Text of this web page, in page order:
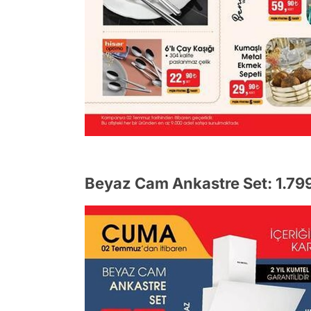
Beyaz Cam Ankastre Set: